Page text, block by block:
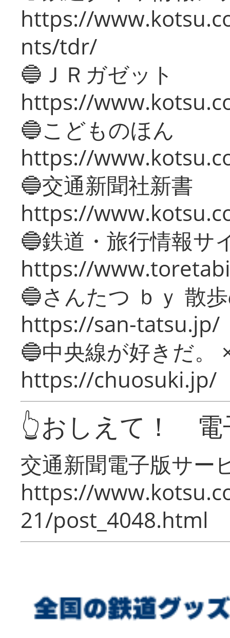
https://
nts/tdr/
🔵ＪＲガゼット
https://
🔵こどものほん
https://
🔵交通新聞社新書
https://
🔵鉄道・旅行情報サ
https://
🔵さんたつ ｂｙ 散
https://san-tatsu.jp/
🔵中央線が好きだ。
https://chuosuki.jp/
👆おしえて！ 電
交通新聞電子版サー
https://
21/post_4048.html